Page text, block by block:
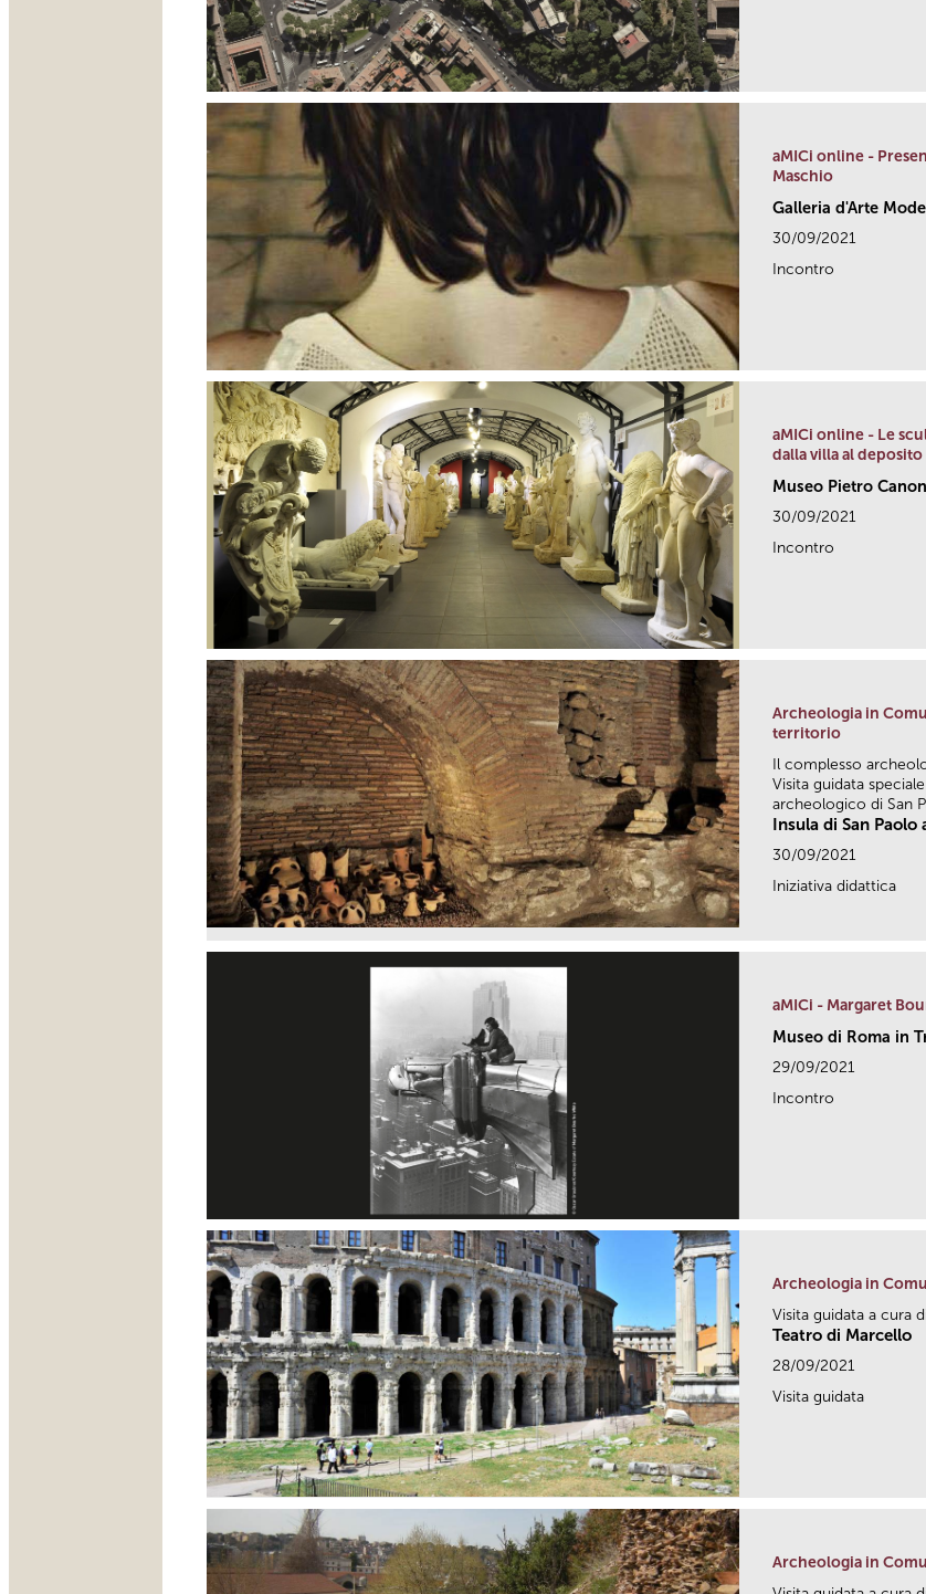
aMICi online -
Maschio
Galleria d'Arte
30/09/2021
Incontro
aMICi online - Le
dalla villa al deposito
Museo Pietro
30/09/2021
Incontro
Archeologia in
territorio
Il complesso
Visita guidata
archeologico di San
Insula di San Paolo
30/09/2021
Iniziativa didattica
aMICi - Margaret
Museo di Roma in
29/09/2021
Incontro
Archeologia in
Visita guidata a cura
Teatro di Marcello
28/09/2021
Visita guidata
Archeologia in